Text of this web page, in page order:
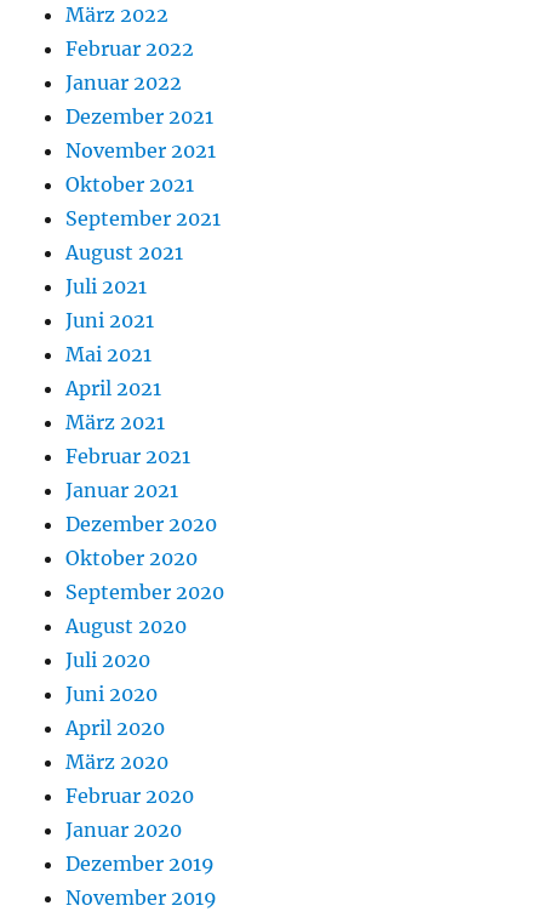
März 2022
Februar 2022
Januar 2022
Dezember 2021
November 2021
Oktober 2021
September 2021
August 2021
Juli 2021
Juni 2021
Mai 2021
April 2021
März 2021
Februar 2021
Januar 2021
Dezember 2020
Oktober 2020
September 2020
August 2020
Juli 2020
Juni 2020
April 2020
März 2020
Februar 2020
Januar 2020
Dezember 2019
November 2019